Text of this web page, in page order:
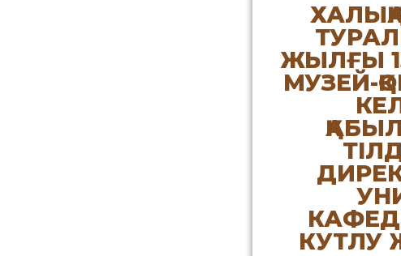
ЖЫЛҒЫ
МУЗЕЙ-
КУТЛУ